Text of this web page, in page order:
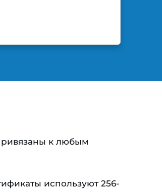
к любым
используют 256-